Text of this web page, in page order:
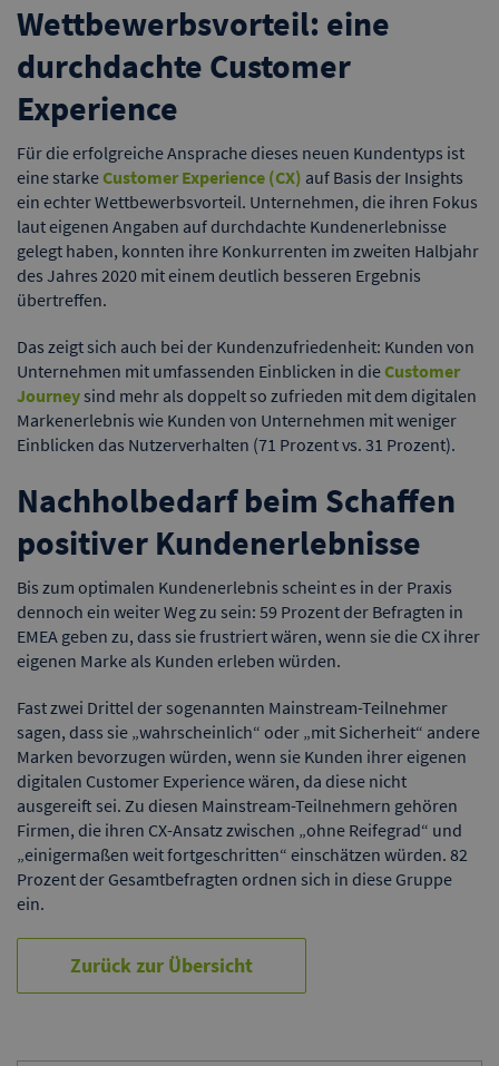
Wettbewerbsvorteil: eine
durchdachte Customer
Experience
Für die erfolgreiche Ansprache dieses neuen Kundentyps ist
eine starkeCustomer Experience (CX) auf Basis der Insights
ein echter Wettbewerbsvorteil. Unternehmen, die ihren Fokus
laut eigenen Angaben auf durchdachte Kundenerlebnisse
gelegt haben, konnten ihre Konkurrenten im zweiten Halbjahr
des Jahres 2020 mit einem deutlich besseren Ergebnis
übertreffen.
Das zeigt sich auch bei der Kundenzufriedenheit: Kunden von
Unternehmen mit umfassenden Einblicken in dieCustomer
Journeysind mehr als doppelt so zufrieden mit dem digitalen
Markenerlebnis wie Kunden von Unternehmen mit weniger
Einblicken das Nutzerverhalten (71 Prozent vs. 31 Prozent).
Nachholbedarf beim Schaffen
positiver Kundenerlebnisse
Bis zum optimalen Kundenerlebnis scheint es in der Praxis
dennoch ein weiter Weg zu sein: 59 Prozent der Befragten in
EMEA geben zu, dass sie frustriert wären, wenn sie die CX ihrer
eigenen Marke als Kunden erleben würden.
Fast zwei Drittel der sogenannten Mainstream-Teilnehmer
sagen, dass sie „wahrscheinlich“ oder „mit Sicherheit“ andere
Marken bevorzugen würden, wenn sie Kunden ihrer eigenen
digitalen Customer Experience wären, da diese nicht
ausgereift sei. Zu diesen Mainstream-Teilnehmern gehören
Firmen, die ihren CX-Ansatz zwischen „ohne Reifegrad“ und
„einigermaßen weit fortgeschritten“ einschätzen würden. 82
Prozent der Gesamtbefragten ordnen sich in diese Gruppe
ein.
Zurück zur Übersicht